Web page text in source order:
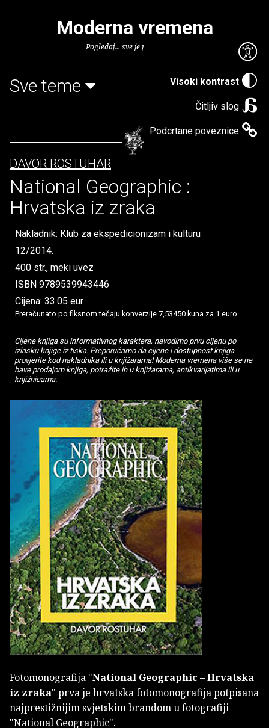
Visoki kontrast
Čitljiv slog
Podcrtane poveznice
Moderna vremena
Pogledaj... sve je puno knjiga.
Sve teme
DAVOR ROSTUHAR
National Geographic :
Hrvatska iz zraka
Nakladnik: Klub za ekspedicionizam i kulturu
12/2014.
400 str., meki uvez
ISBN 9789539943446
Cijena: 33.05 eur
Preračunato po fiksnom tečaju konverzije 7,53450 kuna za 1 euro
Cijene knjiga su informativnog karaktera, navodimo prvu cijenu po
izlasku knjige iz tiska. Preporučamo da cijene i dostupnost knjiga
provjerite kod nakladnika ili u knjižarama! Moderna vremena više se ne
bave prodajom knjiga, potražite ih u knjižarama, antikvarijatima ili u
knjižnicama.
Fotomonografija "National Geographic – Hrvatska
iz zraka" prva je hrvatska fotomonografija potpisana
najprestižnijim svjetskim brandom u fotografiji
"National Geographic".